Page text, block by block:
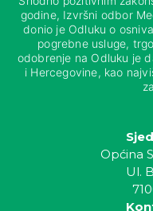
godine, Izvršni odbor
donio je Odluku o
pogrebne usluge,
odobrenje na Odluku je
i Hercegovine, kao
Općina
Ul.